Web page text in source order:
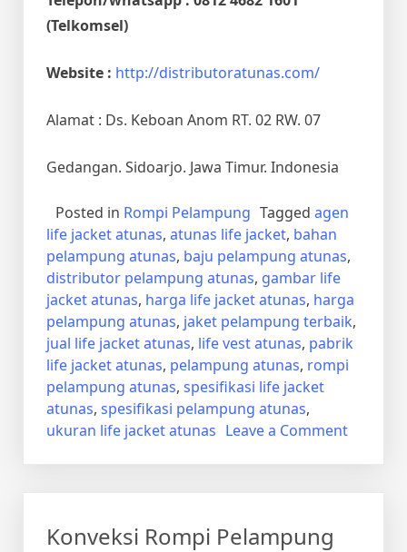
(Telkomsel)
Website : http://distributoratunas.com/
Alamat : Ds. Keboan Anom RT. 02 RW. 07
Gedangan. Sidoarjo. Jawa Timur. Indonesia
Posted in Rompi Pelampung Tagged agen
life jacket atunas, atunas life jacket, bahan
pelampung atunas, baju pelampung atunas,
distributor pelampung atunas, gambar life
jacket atunas, harga life jacket atunas, harga
pelampung atunas, jaket pelampung terbaik,
jual life jacket atunas, life vest atunas, pabrik
life jacket atunas, pelampung atunas, rompi
pelampung atunas, spesifikasi life jacket
atunas, spesifikasi pelampung atunas,
ukuran life jacket atunas Leave a Commenton
Konveksi Rompi Pelampung